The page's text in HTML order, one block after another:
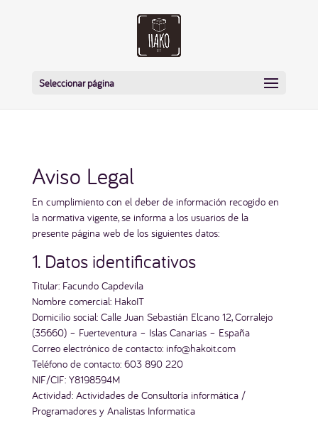
Seleccionar página
Aviso Legal
En cumplimiento con el deber de información recogido en
la normativa vigente, se informa a los usuarios de la
presente página web de los siguientes datos:
1. Datos identificativos
Titular: Facundo Capdevila
Nombre comercial: HakoIT
Domicilio social: Calle Juan Sebastián Elcano 12, Corralejo
(35660) – Fuerteventura – Islas Canarias – España
Correo electrónico de contacto: info@hakoit.com
Teléfono de contacto: 603 890 220
NIF/CIF: Y8198594M
Actividad: Actividades de Consultoría informática /
Programadores y Analistas Informatica